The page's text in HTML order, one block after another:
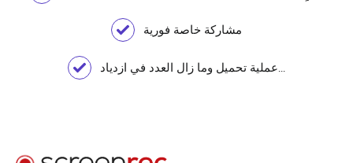
مشاركة خاصة فورية